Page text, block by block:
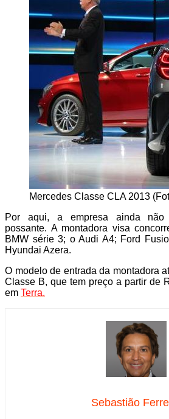
Mercedes Classe CLA 2013
Por aqui, a empresa ainda não
possante. A montadora visa
BMW série 3; o Audi A4; Ford
Hyundai Azera.
O modelo de entrada da montadora
Classe B, que tem preço a partir de
em Terra.
Sebastião